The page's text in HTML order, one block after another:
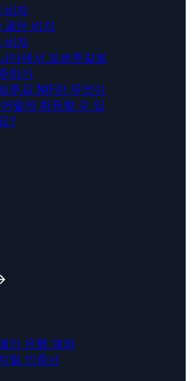
비자
골든 비자
비자
다에서 포르투갈로
하기
투갈 NIF란 무엇이
떻게 취득할 수 있
?
인 은행 계좌
털 인증서